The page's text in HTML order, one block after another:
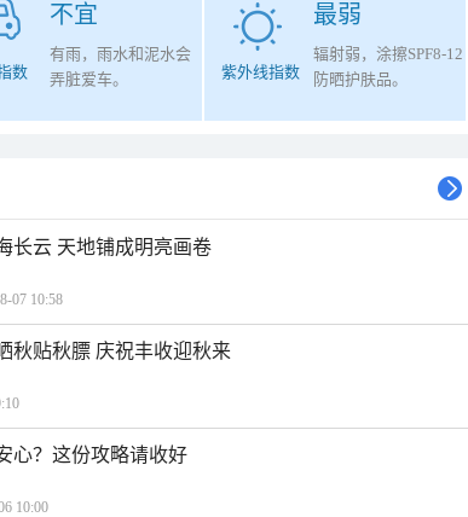
不宜
数
有雨，雨水和泥水会
弄脏爱车。
最弱
紫外线指数
辐射弱，涂擦SPF8-12
防晒护肤品。
长云 天地铺成明亮画卷
07 10:58
秋贴秋膘 庆祝丰收迎秋来
心？这份攻略请收好
10:00